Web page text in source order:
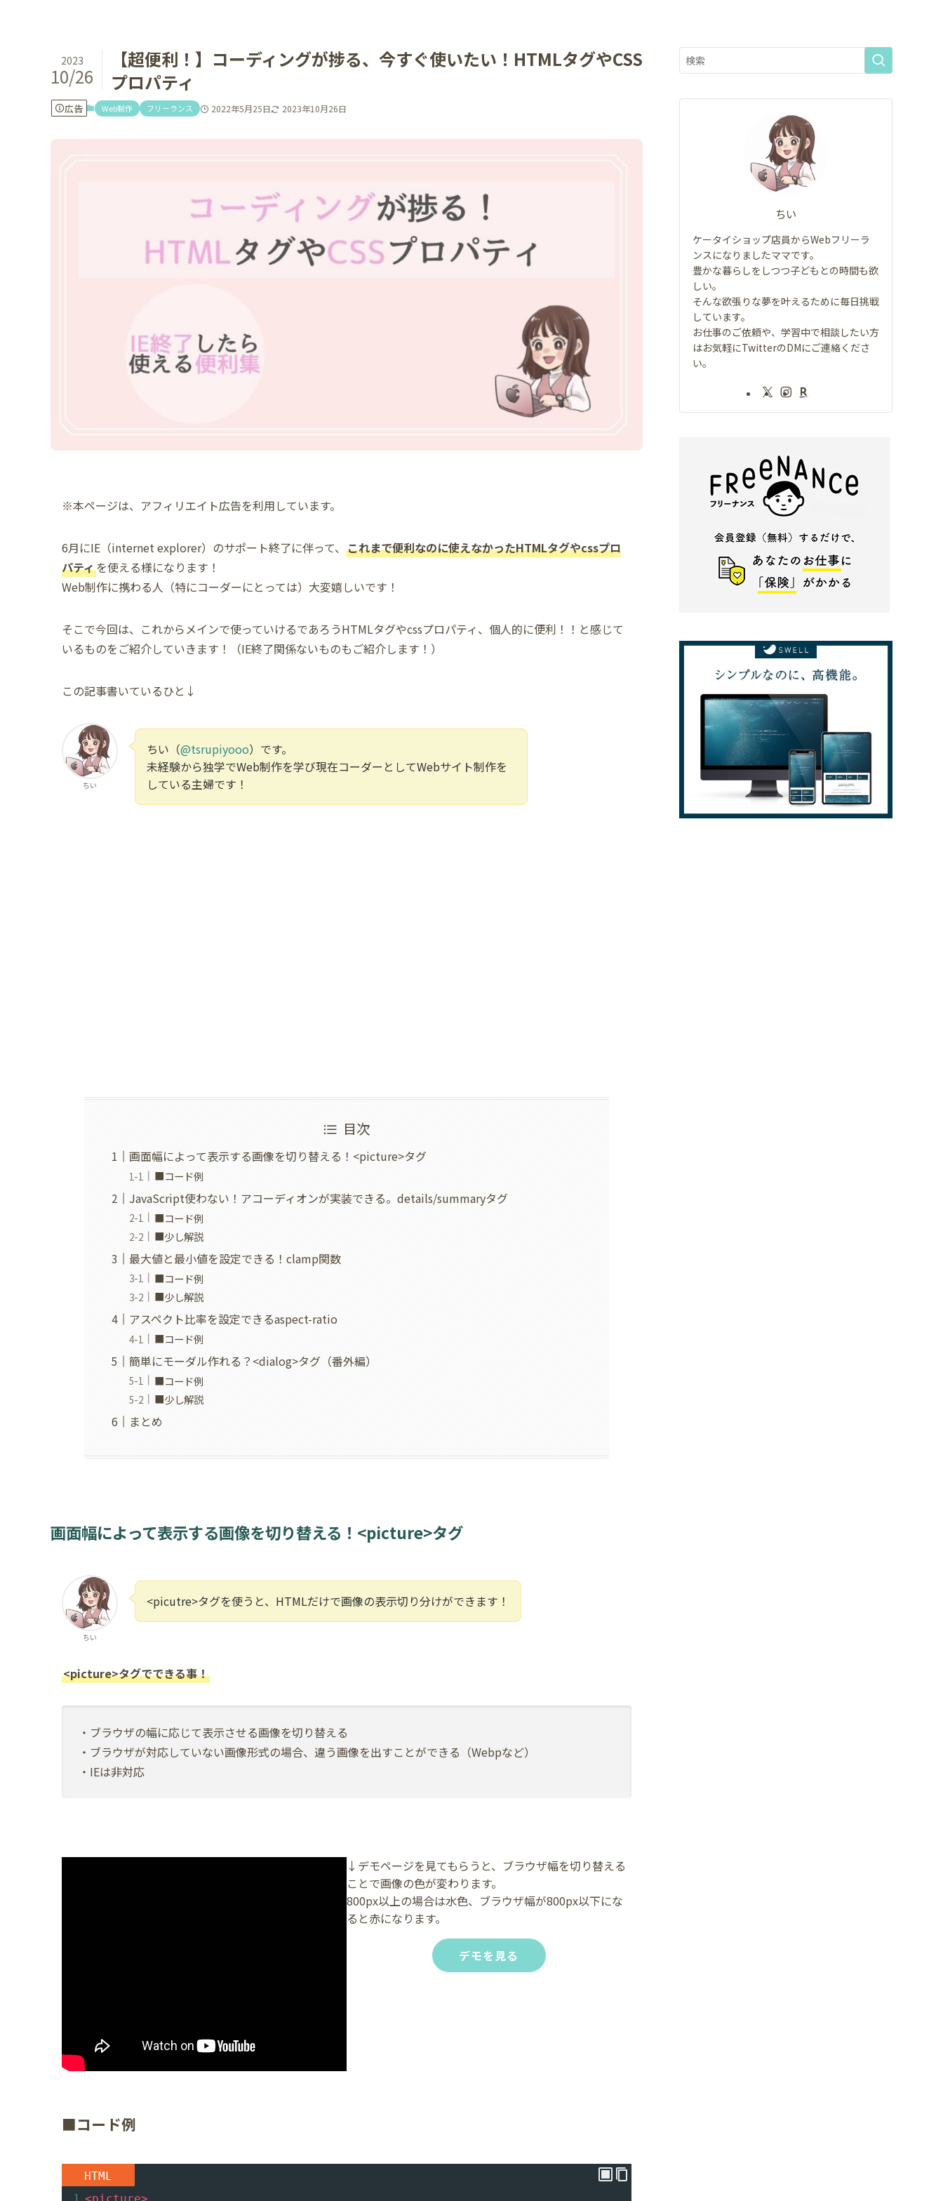
【超便利！】コーディングが捗る、今すぐ使いたい！HTMLタグやCSS
プロパティ
2023
10/26
広告 Web制作 フリーランス 2022年5月25日 2023年10月26日
※本ページは、アフィリエイト広告を利用しています。
6月にIE（internet explorer）のサポート終了に伴って、 これまで便利なのに使えなかったHTMLタグやcssプロ
パティを使える様になります！
Web制作に携わる人（特にコーダーにとっては）大変嬉しいです！
そこで今回は、これからメインで使っていけるであろうHTMLタグやcssプロパティ、個人的に便利！！と感じて
いるものをご紹介していきます！（IE終了関係ないものもご紹介します！）
この記事書いているひと↓
ちい
ちい（@tsrupiyooo）です。
未経験から独学でWeb制作を学び現在コーダーとしてWebサイト制作を
している主婦です！
目次
画面幅によって表示する画像を切り替える！<picture>タグ
■コード例
JavaScript使わない！アコーディオンが実装できる。details/summaryタグ
■コード例
■少し解説
最大値と最小値を設定できる！clamp関数
■コード例
■少し解説
アスペクト比率を設定できるaspect-ratio
■コード例
簡単にモーダル作れる？<dialog>タグ（番外編）
■コード例
■少し解説
まとめ
画面幅によって表示する画像を切り替える！<picture>タグ
ちい
<picutre>タグを使うと、HTMLだけで画像の表示切り分けができます！
<picture>タグでできる事！
・ブラウザの幅に応じて表示させる画像を切り替える
・ブラウザが対応していない画像形式の場合、違う画像を出すことができる（Webpなど）
・IEは非対応
↓デモページを見てもらうと、ブラウザ幅を切り替える
ことで画像の色が変わります。
800px以上の場合は水色、ブラウザ幅が800px以下にな
ると赤になります。
デモを見る
■コード例
HTML
ちい
ケータイショップ店員からWebフリーラ
ンスになりましたママです。
豊かな暮らしをしつつ子どもとの時間も欲
しい。
そんな欲張りな夢を叶えるために毎日挑戦
しています。
お仕事のご依頼や、学習中で相談したい方
はお気軽にTwitterのDMにご連絡くださ
い。